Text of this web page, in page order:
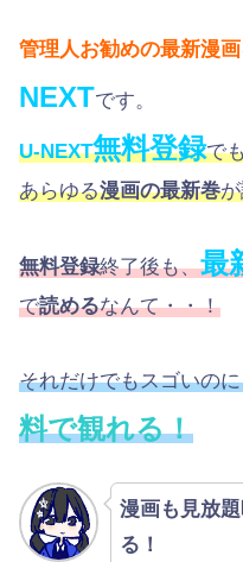
管理人お勧めの最新漫
NEXTです。
U-NEXT無料登録で
あらゆる漫画の最新巻
無料登録終了後も、最
で読めるなんて・・！
それだけでもスゴいの
料で観れる！
漫画も見放
る！